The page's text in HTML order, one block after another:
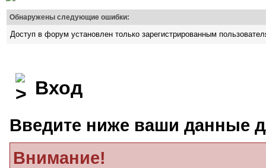
Обнаружены следующие ошибки:
Доступ в форум установлен только зарегистрированным
Вход
Введите ниже ваши данные
Внимание!